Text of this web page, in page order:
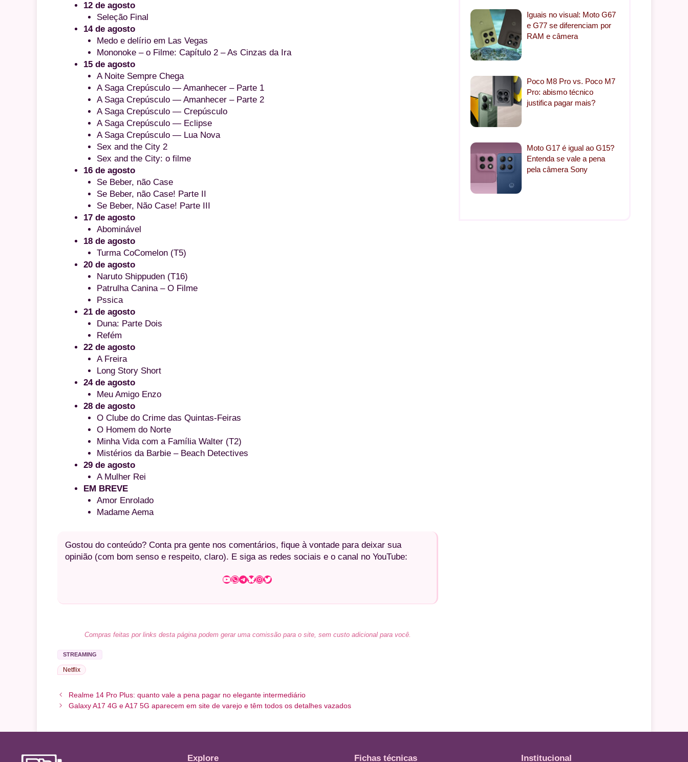
12 de agosto
Seleção Final
14 de agosto
Medo e delírio em Las Vegas
Mononoke – o Filme: Capítulo 2 – As Cinzas da Ira
15 de agosto
A Noite Sempre Chega
A Saga Crepúsculo — Amanhecer – Parte 1
A Saga Crepúsculo — Amanhecer – Parte 2
A Saga Crepúsculo — Crepúsculo
A Saga Crepúsculo — Eclipse
A Saga Crepúsculo — Lua Nova
Sex and the City 2
Sex and the City: o filme
16 de agosto
Se Beber, não Case
Se Beber, não Case! Parte II
Se Beber, Não Case! Parte III
17 de agosto
Abominável
18 de agosto
Turma CoComelon (T5)
20 de agosto
Naruto Shippuden (T16)
Patrulha Canina – O Filme
Pssica
21 de agosto
Duna: Parte Dois
Refém
22 de agosto
A Freira
Long Story Short
24 de agosto
Meu Amigo Enzo
28 de agosto
O Clube do Crime das Quintas-Feiras
O Homem do Norte
Minha Vida com a Família Walter (T2)
Mistérios da Barbie – Beach Detectives
29 de agosto
A Mulher Rei
EM BREVE
Amor Enrolado
Madame Aema
Gostou do conteúdo? Conta pra gente nos comentários, fique à vontade para deixar sua
opinião (com bom senso e respeito, claro). E siga as redes sociais e o canal no YouTube:
Youtube WhatsApp TelegramBluesky InstagramTwitter
Compras feitas por links desta página podem gerar uma comissão para o site, sem custo adicional para você.
STREAMING
Netflix
Realme 14 Pro Plus: quanto vale a pena pagar no elegante intermediário
Galaxy A17 4G e A17 5G aparecem em site de varejo e têm todos os detalhes vazados
Iguais no visual: Moto G67
e G77 se diferenciam por
RAM e câmera
Poco M8 Pro vs. Poco M7
Pro: abismo técnico
justifica pagar mais?
Moto G17 é igual ao G15?
Entenda se vale a pena
pela câmera Sony
Explore Fichas técnicas Institucional